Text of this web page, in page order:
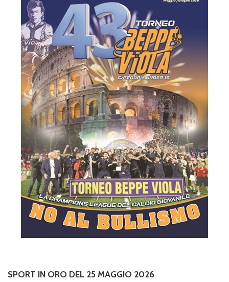
SPORT IN ORO DEL 25 MAGGIO 2026